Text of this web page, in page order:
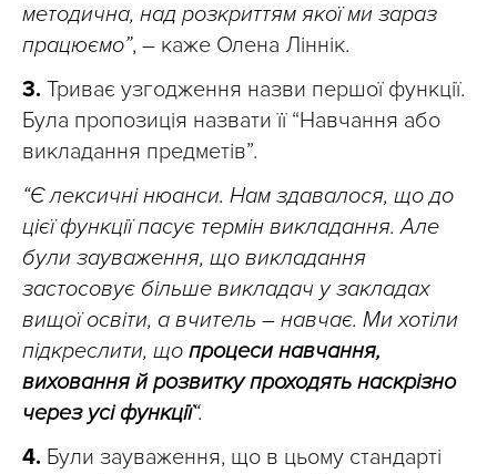
методична, над розкриттям якої ми зараз
працюємо”, – каже Олена Ліннік.
3. Триває узгодження назви першої функції.
Була пропозиція назвати її “Навчання або
викладання предметів”.
“Є лексичні нюанси. Нам здавалося, що до
цієї функції пасує термін викладання. Але
були зауваження, що викладання
застосовує більше викладач у закладах
вищої освіти, а вчитель – навчає. Ми хотіли
підкреслити, що процеси навчання,
виховання й розвитку проходять наскрізно
через усі функції“.
4. Були зауваження, що в цьому стандарті